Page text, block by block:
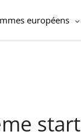
européens